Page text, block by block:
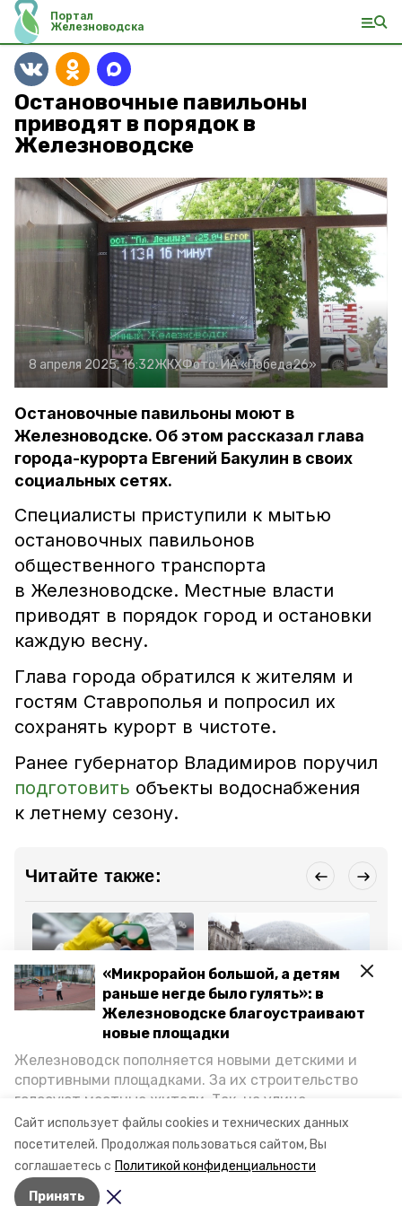
Сайт использует файлы cookies и технических данных
посетителей. Продолжая пользоваться сайтом, Вы
соглашаетесь с Политикой конфиденциальности
Принять
«Микрорайон большой, а детям
раньше негде было гулять»: в
Железноводске благоустраивают
новые площадки
Железноводск пополняется новыми детскими и
спортивными площадками. За их строительство
голосуют местные жители. Так, на улице
Октябрьской уже появилось современное
пространство для отдыха, а в Иноземцеве
приступили к возведению большой спортплощадки.
Подробнее о том, как она будет выглядеть — в
фоторепортаже «Победы26».
Портал
Железноводска
Остановочные павильоны
приводят в порядок в
Железноводске
8 апреля 2025, 16:32ЖКХФото:ИА «Победа26»
Остановочные павильоны моют в
Железноводске. Об этом рассказал глава
города-курорта Евгений Бакулин в своих
социальных сетях.
Специалисты приступили к мытью
остановочных павильонов
общественного транспорта
в Железноводске. Местные власти
приводят в порядок город и остановки
каждую весну.
Глава города обратился к жителям и
гостям Ставрополья и попросил их
сохранять курорт в чистоте.
Ранее губернатор Владимиров поручил
подготовить объекты водоснабжения
к летнему сезону.
Читайте также:
Общество
Территории
Железноводска
обработают от клещей
Общество
4 апреля 2025, 18:11
Железноводск попал в
рейтинг городов
Ставрополья
комфортных для жизни
Все новости
остановки